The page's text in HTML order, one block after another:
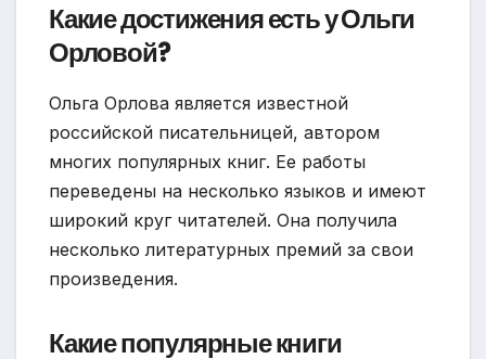
Какие достижения есть у Ольги
Орловой?
Ольга Орлова является известной
российской писательницей, автором
многих популярных книг. Ее работы
переведены на несколько языков и имеют
широкий круг читателей. Она получила
несколько литературных премий за свои
произведения.
Какие популярные книги